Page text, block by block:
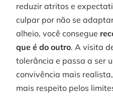
reduzir atritos e
culpar por não se
alheio, você consegue
que é do outro. A visita
tolerância e passa a ser
convivência mais
mais respeito pelos